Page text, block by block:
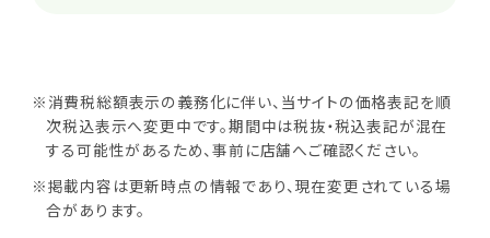
※消費税総額表示の義務化に伴い、当サイトの価格表記を順
次税込表示へ変更中です。期間中は税抜・税込表記が混在
する可能性があるため、事前に店舗へご確認ください。
※掲載内容は更新時点の情報であり、現在変更されている場
合があります。